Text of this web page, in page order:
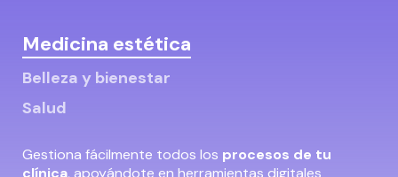
Medicina estética
Belleza y bienestar
Salud
Gestiona fácilmente todos los procesos de tu
clínica, apoyándote en herramientas digitales